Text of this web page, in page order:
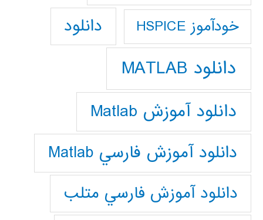
خودآموز HSPICE دانلود
دانلود MATLAB
دانلود آموزش Matlab
دانلود آموزش فارسي Matlab
دانلود آموزش فارسي متلب